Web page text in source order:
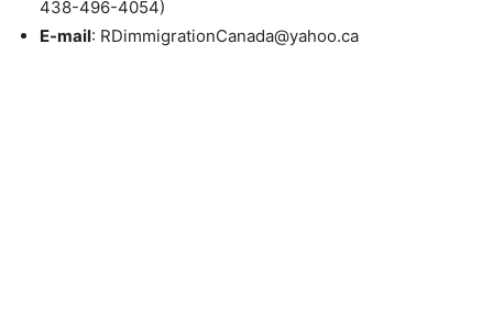
438-496-4054)
E-mail: RDimmigrationCanada@yahoo.ca